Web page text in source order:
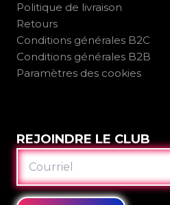
Politique de livraison
Retours
Conditions générales B2C
Conditions générales B2B
Paramètres des cookies
REJOINDRE LE CLUB
COURRIEL